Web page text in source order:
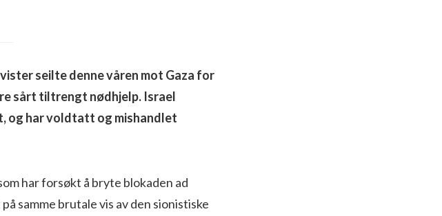
seilte denne våren mot Gaza for
sårt tiltrengt nødhjelp. Israel
og har voldtatt og mishandlet
har forsøkt å bryte blokaden ad
samme brutale vis av den sionistiske